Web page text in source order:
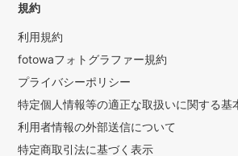
規約
利用規約
fotowaフォトグラファー規約
プライバシーポリシー
特定個人情報等の適正な取扱いに関する基
利用者情報の外部送信について
特定商取引法に基づく表示